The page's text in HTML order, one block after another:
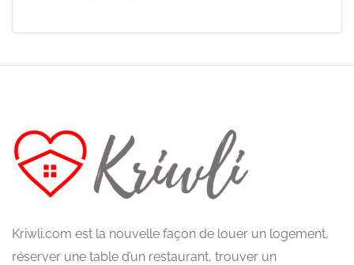
Kriwli.com est la nouvelle façon de louer un logement,
réserver une table d’un restaurant, trouver un